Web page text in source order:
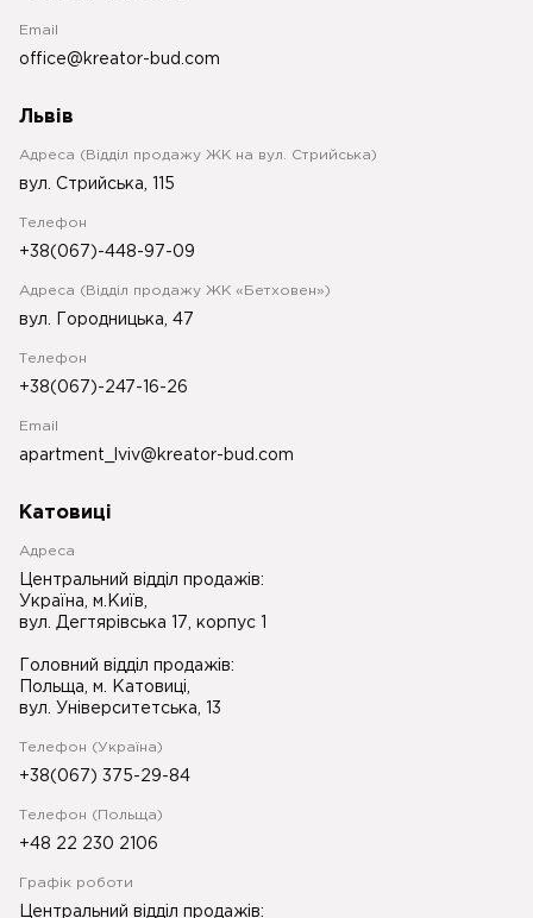
Email
office@kreator-bud.com
Львів
Адреса (Відділ продажу ЖК на вул. Стрийська)
вул. Стрийська, 115
Телефон
+38(067)-448-97-09
Адреса (Відділ продажу ЖК «Бетховен»)
вул. Городницька, 47
Телефон
+38(067)-247-16-26
Email
apartment_lviv@kreator-bud.com
Катовиці
Адреса
Центральний відділ продажів:
Україна, м.Київ,
вул. Дегтярівська 17, корпус 1
Головний відділ продажів:
Польща, м. Катовиці,
вул. Університетська, 13
Телефон (Україна)
+38(067) 375-29-84
Телефон (Польща)
+48 22 230 2106
Графік роботи
Центральний відділ продажів: